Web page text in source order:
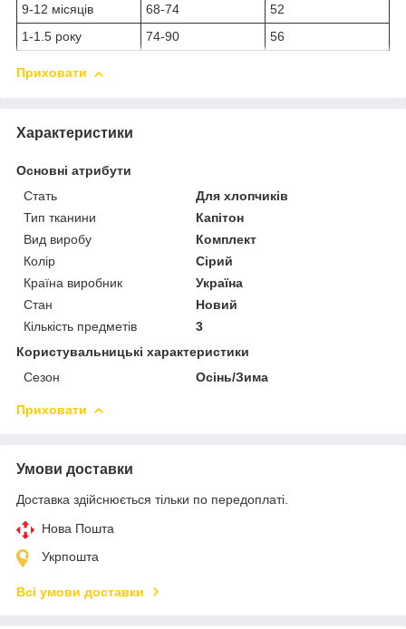
9-12 місяців
68-74
52
1-1.5 року
74-90 56
Приховати
Характеристики
Основні атрибути
Стать
Для хлопчиків
Тип тканини
Капітон
Вид виробу
Комплект
Колір
Сірий
Країна виробник
Україна
Стан
Новий
Кількість предметів
3
Користувальницькі характеристики
Сезон
Осінь/Зима
Приховати
Умови доставки
Доставка здійснюється тільки по передоплаті.
Нова Пошта
Укрпошта
Всі умови доставки